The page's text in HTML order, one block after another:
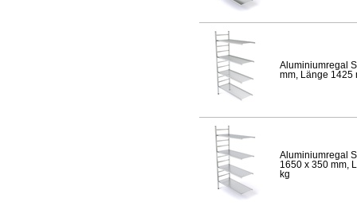
Aluminiumregal
mm, Länge 1425
Aluminiumregal
1650 x 350 mm,
kg